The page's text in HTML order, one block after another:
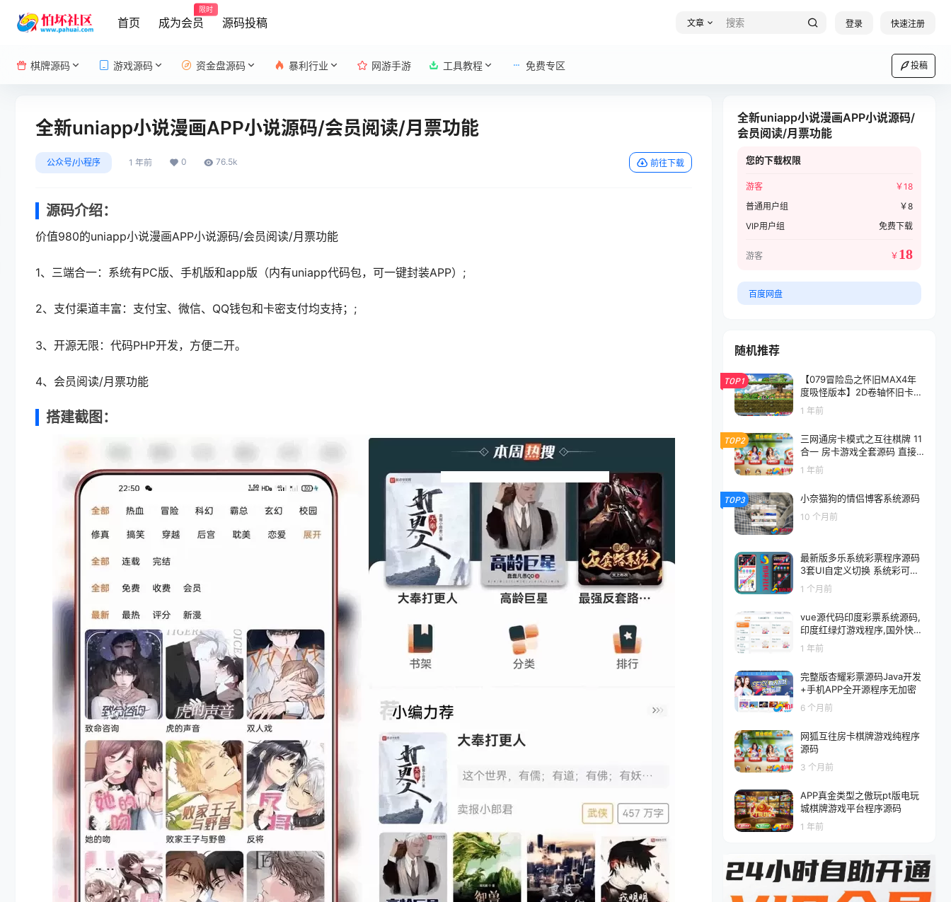
首页 成为会员
限时
源码投稿 文章 登录 快速注册
棋牌源码 游戏源码 资金盘源码 暴利行业 网游手游 工具教程 免费专区 投稿
全新uniapp小说漫画APP小说源码/会员阅读/月票功能
公众号/小程序 1 年前 0 76.5k 前往下载
源码介绍：
价值980的uniapp小说漫画APP小说源码/会员阅读/月票功能
1、三端合一：系统有PC版、手机版和app版（内有uniapp代码包，可一键封装APP）;
2、支付渠道丰富：支付宝、微信、QQ钱包和卡密支付均支持；;
3、开源无限：代码PHP开发，方便二开。
4、会员阅读/月票功能
搭建截图：
全新uniapp小说漫画APP小说源码/
会员阅读/月票功能
您的下载权限
游客 ￥18
普通用户组
￥8
VIP用户组
免费下载
游客 ￥ 18
百度网盘
随机推荐
TOP1
【079冒险岛之怀旧MAX4年
度吸怪版本】2D卷轴怀旧卡通
角色扮演挑战剧情游戏-Win服
务端源码视频架设教程-修复多
户端
1 年前
TOP2
三网通房卡模式之互往棋牌 11
合一 房卡游戏全套源码 直接
搭建
1 年前
TOP3 小奈猫狗的情侣博客系统源码
10 个月前
最新版多乐系统彩票程序源码
3套UI自定义切换 系统彩可控
内置USDT支付功能 附带详细
视频搭建教程
1 个月前
vue源代码印度彩票系统源码,
印度红绿灯游戏程序,国外快
三/刮刮乐彩票平台源码
1 年前
完整版杏耀彩票源码Java开发
+手机APP全开源程序无加密
6 个月前
网狐互往房卡棋牌游戏纯程序
源码
3 个月前
APP真金类型之傲玩pt版电玩
城棋牌游戏平台程序源码
1 年前